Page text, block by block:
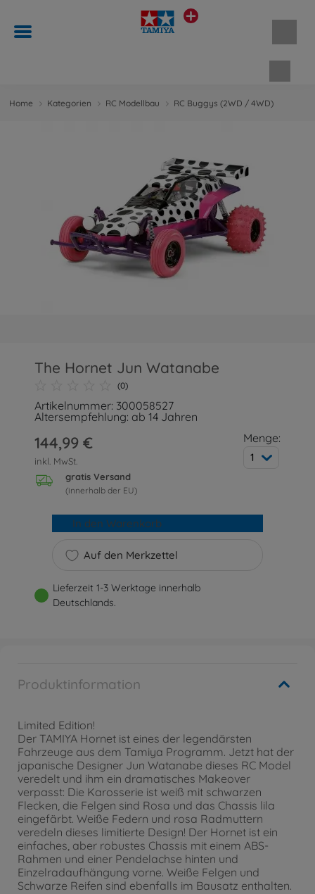
Home Kategorien RC Modellbau RC Buggys (2WD / 4WD)
The Hornet Jun Watanabe
(0)
Artikelnummer: 300058527
Altersempfehlung: ab 14 Jahren
144,99 €
inkl. MwSt.
gratis Versand
(innerhalb der EU)
Menge:
1
Auf den Merkzettel
In den Warenkorb
Lieferzeit 1-3 Werktage innerhalb
Deutschlands.
Produktinformation
Limited Edition!
Der TAMIYA Hornet ist eines der legendärsten
Fahrzeuge aus dem Tamiya Programm. Jetzt hat der
japanische Designer Jun Watanabe dieses RC Model
veredelt und ihm ein dramatisches Makeover
verpasst: Die Karosserie ist weiß mit schwarzen
Flecken, die Felgen sind Rosa und das Chassis lila
eingefärbt. Weiße Federn und rosa Radmuttern
veredeln dieses limitierte Design! Der Hornet ist ein
einfaches, aber robustes Chassis mit einem ABS-
Rahmen und einer Pendelachse hinten und
Einzelradaufhängung vorne. Weiße Felgen und
Schwarze Reifen sind ebenfalls im Bausatz enthalten.